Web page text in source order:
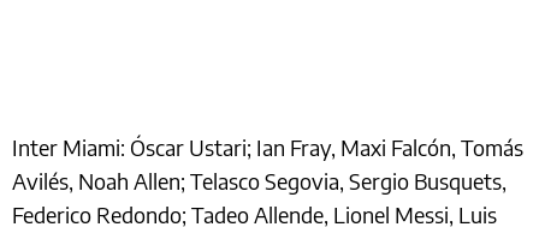
Inter Miami: Óscar Ustari; Ian Fray, Maxi Falcón, Tomás
Avilés, Noah Allen; Telasco Segovia, Sergio Busquets,
Federico Redondo; Tadeo Allende, Lionel Messi, Luis